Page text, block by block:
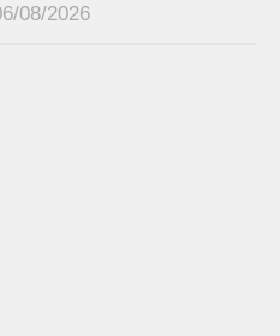
08/2026